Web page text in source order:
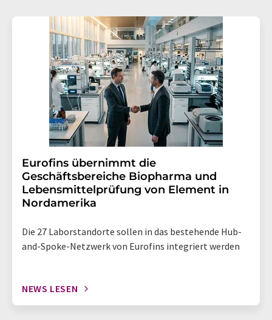
Eurofins übernimmt die
Geschäftsbereiche Biopharma und
Lebensmittelprüfung von Element in
Nordamerika
Die 27 Laborstandorte sollen in das bestehende Hub-
and-Spoke-Netzwerk von Eurofins integriert werden
NEWS LESEN